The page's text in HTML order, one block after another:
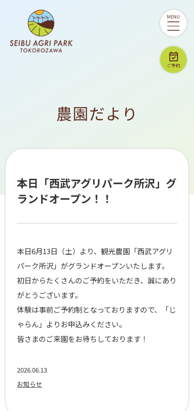
MENU
ご予約
農園だより
本日「西武アグリパーク所沢」グ
ランドオープン！！
本日6月13日（土）より、観光農園「西武アグリ
パーク所沢」がグランドオープンいたします。
初日からたくさんのご予約をいただき、誠にあり
がとうございます。
体験は事前ご予約制となっておりますので、「じ
ゃらん」よりお申込みください。
皆さまのご来園をお待ちしております！
2026.06.13
お知らせ